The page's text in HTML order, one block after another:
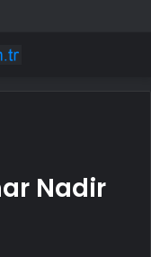
Nadir